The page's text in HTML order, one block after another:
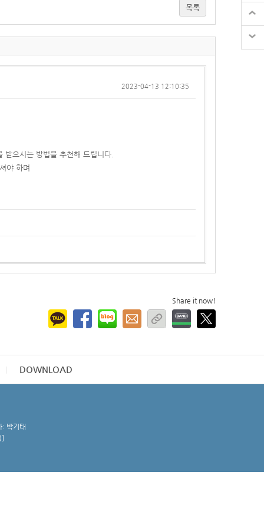
목록
2023-04-13 12:10:35
으시는 방법을 추천해 드립니다.
야 하며
Share it now!
DOWNLOAD
박기태
]